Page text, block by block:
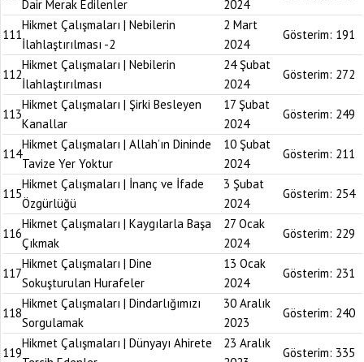
Dair Merak Edilenler
2024
111
Hikmet Çalışmaları | Nebilerin
İlahlaştırılması -2
2 Mart
2024
Gösterim: 191
112
Hikmet Çalışmaları | Nebilerin
İlahlaştırılması
24 Şubat
2024
Gösterim: 272
113
Hikmet Çalışmaları | Şirki Besleyen
Kanallar
17 Şubat
2024
Gösterim: 249
114
Hikmet Çalışmaları | Allah’ın Dininde
Tavize Yer Yoktur
10 Şubat
2024
Gösterim: 211
115
Hikmet Çalışmaları | İnanç ve İfade
Özgürlüğü
3 Şubat
2024
Gösterim: 254
116
Hikmet Çalışmaları | Kaygılarla Başa
Çıkmak
27 Ocak
2024
Gösterim: 229
117
Hikmet Çalışmaları | Dine
Sokuşturulan Hurafeler
13 Ocak
2024
Gösterim: 231
118
Hikmet Çalışmaları | Dindarlığımızı
Sorgulamak
30 Aralık
2023
Gösterim: 240
119
Hikmet Çalışmaları | Dünyayı Ahirete
23 Aralık
Gösterim: 335